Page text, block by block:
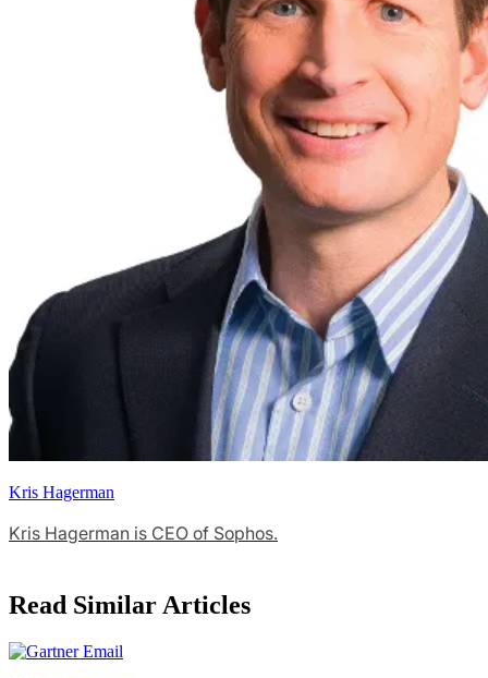
Kris Hagerman
Kris Hagerman is CEO of Sophos.
Read Similar Articles